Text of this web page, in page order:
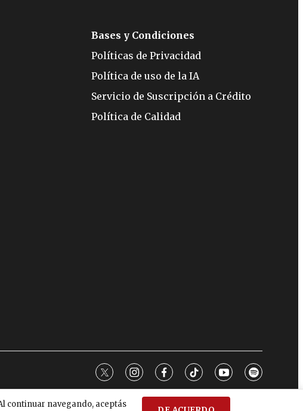
continuar navegando, aceptás
Bases y Condiciones
Políticas de Privacidad
Política de uso de la IA
Servicio de Suscripción a Crédito
Política de Calidad
twitterinstagram
facebooktiktokyoutubespotify